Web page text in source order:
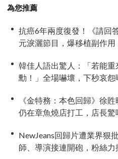
為您推薦
抗癌6年兩度復發！《請回
元淚灑節目，爆移植副作
韓佳人語出驚人：「若能
勳！」全場嚇壞，下秒哀怨
《金特務：本色回歸》徐
仍在章魚燒店打工，店長
NewJeans回歸片遭業界狠
師、導演接連開砲，粉絲